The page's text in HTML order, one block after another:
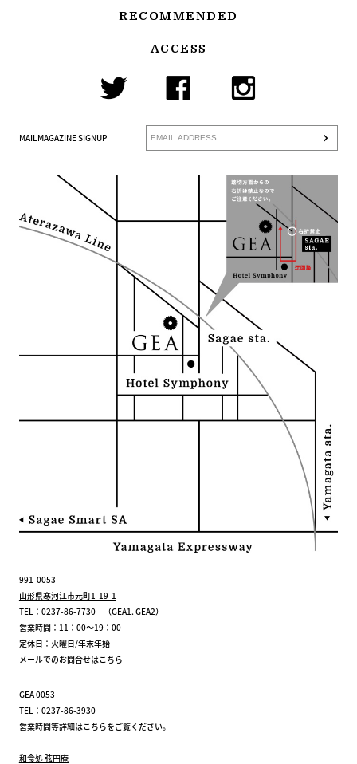
RECOMMENDED
ACCESS
MAILMAGAZINE SIGNUP
991-0053
山形県寒河江市元町1-19-1
TEL： 0237-86-7730（GEA1. GEA2）
営業時間：11：00～19：00
定休日：火曜日/年末年始
メールでのお問合せはこちら
GEA 0053
TEL： 0237-86-3930
営業時間等詳細はこちらをご覧ください。
和食処 弦円庵